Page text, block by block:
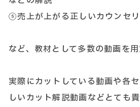
⑤売上が上がる正しいカウンセ
など、教材として多数の動画を用
実際にカットしている動画や各
しいカット解説動画などとても